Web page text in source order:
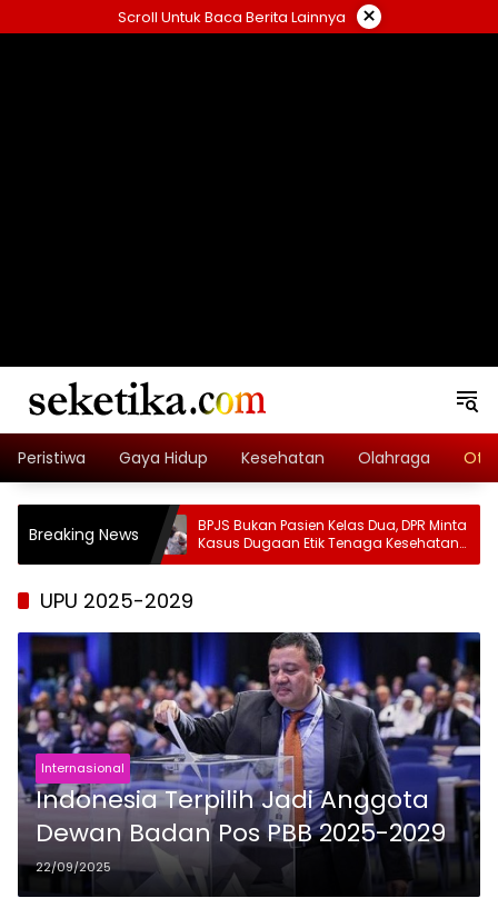
to
Scroll Untuk Baca Berita Lainnya ×
Peristiwa Gaya Hidup Kesehatan Olahraga
Breaking NewsBPJS Bukan Pasien Kelas Dua, DPR Minta
Kasus Dugaan Etik Tenaga Kesehatan
Diusut Tuntas
UPU 2025-2029
Internasional
Indonesia Terpilih Jadi Anggota
Dewan Badan Pos PBB 2025-2029
22/09/2025